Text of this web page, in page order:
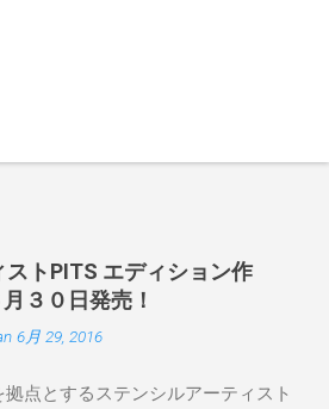
トPITS エディション作
３０日発売！
6月 29, 2016
拠点とするステンシルアーティスト